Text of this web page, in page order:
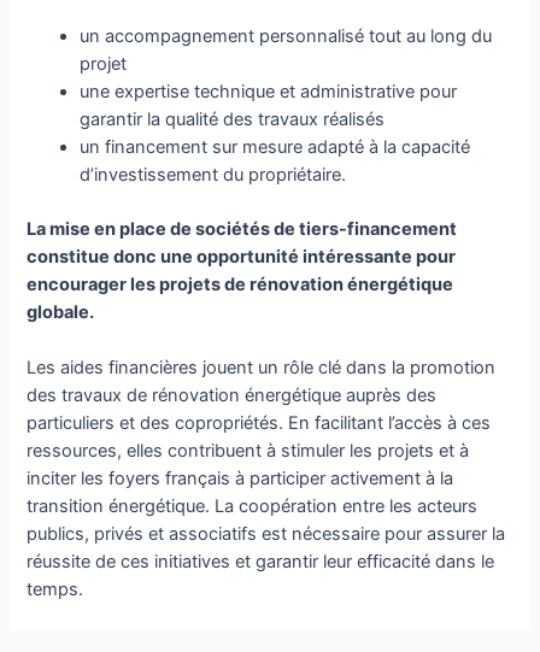
un accompagnement personnalisé tout au long du
projet
une expertise technique et administrative pour
garantir la qualité des travaux réalisés
un financement sur mesure adapté à la capacité
d’investissement du propriétaire.
La mise en place de sociétés de tiers-financement
constitue donc une opportunité intéressante pour
encourager les projets de rénovation énergétique
globale.
Les aides financières jouent un rôle clé dans la promotion
des travaux de rénovation énergétique auprès des
particuliers et des copropriétés. En facilitant l’accès à ces
ressources, elles contribuent à stimuler les projets et à
inciter les foyers français à participer activement à la
transition énergétique. La coopération entre les acteurs
publics, privés et associatifs est nécessaire pour assurer la
réussite de ces initiatives et garantir leur efficacité dans le
temps.